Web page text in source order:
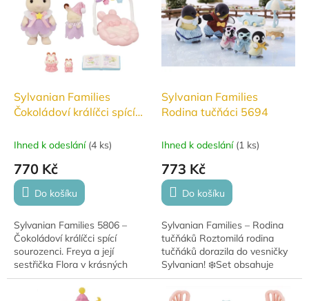
Sylvanian Families
Čokoládoví králíčci spící
Ihned k odeslání (4 ks)
770 Kč
Do košíku
Sylvanian Families 5806 –
Čokoládoví králíčci spící
sourozenci. Freya a její
sestřička Flora v krásných
pyžamech s postýlkou a
doplňky pro klidné sny. 🌙✨
Sylvanian Families
Rodina tučňáci 5694
Ihned k odeslání (1 ks)
773 Kč
Do košíku
Sylvanian Families – Rodina
tučňáků Roztomilá rodina
tučňáků dorazila do vesničky
Sylvanian! ❄️Set obsahuje
maminku, tatínka, miminko a
malý vozík na klouzání.